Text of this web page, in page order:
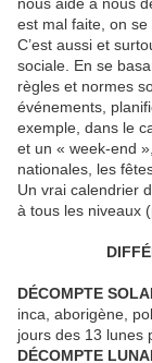
est mal faite, on se
C’est aussi et
sociale. En se
règles et normes
événements,
exemple, dans le
et un « week-end
nationales, les
Un vrai calendrier
à tous les niveaux
DÉCOMPTE
inca, aborigène,
jours des 13 lunes
DÉCOMPTE